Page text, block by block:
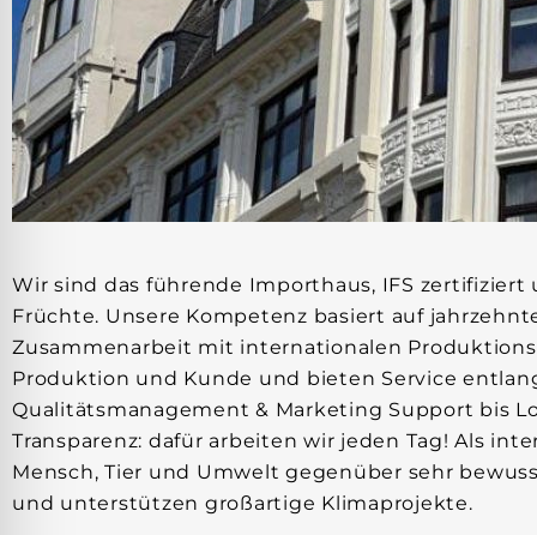
Wir sind das führende Importhaus, IFS
Früchte. Unsere Kompetenz basiert auf
Zusammenarbeit mit internationalen
Produktion und Kunde und bieten Service
Qualitätsmanagement & Marketing Support bis
Transparenz: dafür arbeiten wir jeden Tag! Als
Mensch, Tier und Umwelt gegenüber sehr
und unterstützen großartige Klimaprojekte.